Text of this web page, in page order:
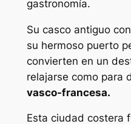
gastronomía.
Su casco antiguo
su hermoso puerto
convierten en un
relajarse como para
vasco-francesa.
Esta ciudad costera